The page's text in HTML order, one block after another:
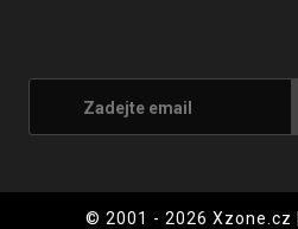
© 2001 - 2026 Xzone.cz |